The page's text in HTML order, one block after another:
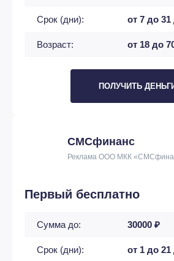
Срок (дни): от 7 до 31
Возраст: от 18 до
ПОЛУЧИТЬ
СМСфинанс
Реклама ООО МКК
Первый бесплатно
Сумма до: 30000 ₽
Срок (дни): от 1 до 21